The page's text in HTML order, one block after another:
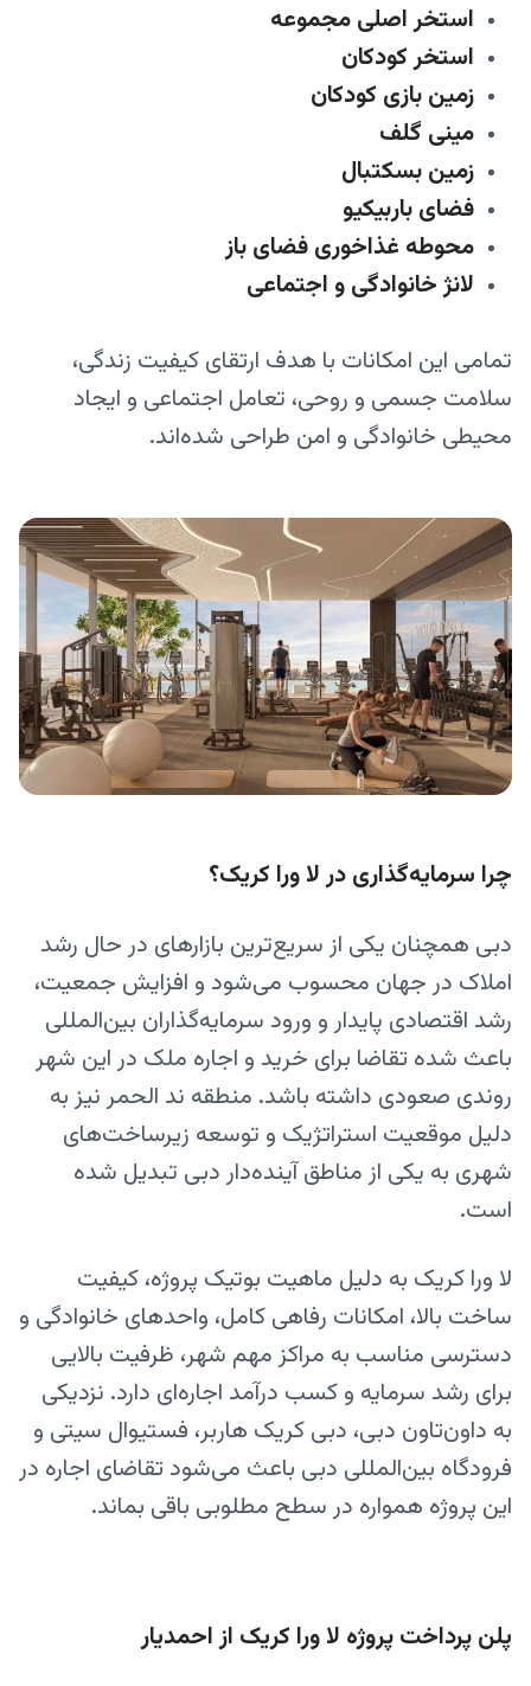
استخر اصلی مجموعه
استخر کودکان
زمین بازی کودکان
مینی گلف
زمین بسکتبال
فضای باربیکیو
محوطه غذاخوری فضای باز
لانژ خانوادگی و اجتماعی
تمامی این امکانات با هدف ارتقای کیفیت زندگی،
سلامت جسمی و روحی، تعامل اجتماعی و ایجاد
محیطی خانوادگی و امن طراحی شده‌اند.
چرا سرمایه‌گذاری در لا ورا کریک؟
دبی همچنان یکی از سریع‌ترین بازارهای در حال رشد
املاک در جهان محسوب می‌شود و افزایش جمعیت،
رشد اقتصادی پایدار و ورود سرمایه‌گذاران بین‌المللی
باعث شده تقاضا برای خرید و اجاره ملک در این شهر
روندی صعودی داشته باشد. منطقه ند الحمر نیز به
دلیل موقعیت استراتژیک و توسعه زیرساخت‌های
شهری به یکی از مناطق آینده‌دار دبی تبدیل شده
است.
لا ورا کریک به دلیل ماهیت بوتیک پروژه، کیفیت
ساخت بالا، امکانات رفاهی کامل، واحدهای خانوادگی و
دسترسی مناسب به مراکز مهم شهر، ظرفیت بالایی
برای رشد سرمایه و کسب درآمد اجاره‌ای دارد. نزدیکی
به داون‌تاون دبی، دبی کریک هاربر، فستیوال سیتی و
فرودگاه بین‌المللی دبی باعث می‌شود تقاضای اجاره در
این پروژه همواره در سطح مطلوبی باقی بماند.
پلن پرداخت پروژه لا ورا کریک از احمدیار